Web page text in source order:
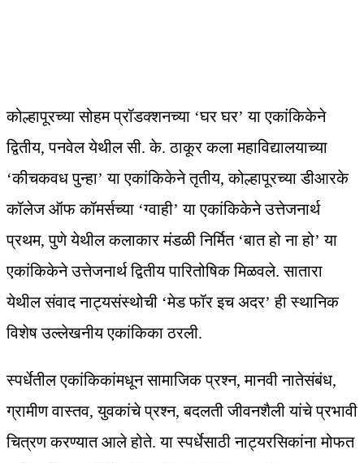
कोल्हापूरच्या सोहम प्रॉडक्शनच्या ‘घर घर’ या एकांकिकेने
द्वितीय, पनवेल येथील सी. के. ठाकूर कला महाविद्यालयाच्या
‘कीचकवध पुन्हा’ या एकांकिकेने तृतीय, कोल्हापूरच्या डीआरके
कॉलेज ऑफ कॉमर्सच्या ‘ग्वाही’ या एकांकिकेने उत्तेजनार्थ
प्रथम, पुणे येथील कलाकार मंडळी निर्मित ‘बात हो ना हो’ या
एकांकिकेने उत्तेजनार्थ द्वितीय पारितोषिक मिळवले. सातारा
येथील संवाद नाट्यसंस्थोची ‘मेड फॉर इच अदर’ ही स्थानिक
विशेष उल्लेखनीय एकांकिका ठरली.
स्पर्धेतील एकांकिकांमधून सामाजिक प्रश्न, मानवी नातेसंबंध,
ग्रामीण वास्तव, युवकांचे प्रश्न, बदलती जीवनशैली यांचे प्रभावी
चित्रण करण्यात आले होते. या स्पर्धेसाठी नाट्यरसिकांना मोफत